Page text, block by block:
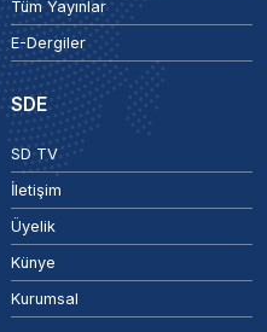
Tüm Yayınlar
E-Dergiler
SDE
SD TV
İletişim
Üyelik
Künye
Kurumsal